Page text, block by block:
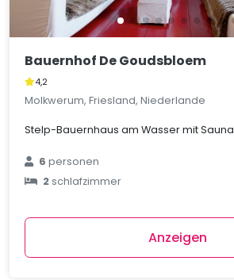
Bauernhof De Goudsbloem
4,2
Molkwerum, Friesland, Niederlande
Stelp-Bauernhaus am Wasser mit Sauna
6personen
2schlafzimmer
Anzeigen